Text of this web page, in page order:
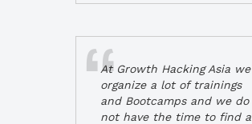
At Growth Hacking Asia we
organize a lot of trainings
and Bootcamps and we do
not have the time to find a